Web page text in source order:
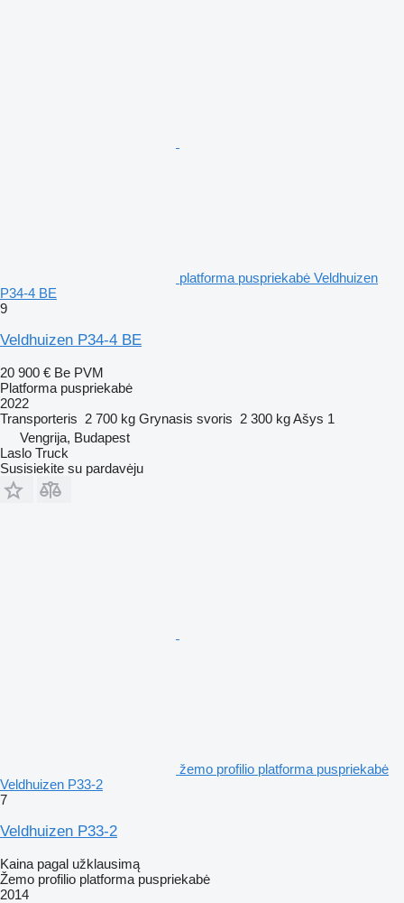
platforma puspriekabė Veldhuizen
P34-4 BE
9
Veldhuizen P34-4 BE
20 900 € Be PVM
Platforma puspriekabė
2022
Transporteris 2 700 kg Grynasis svoris 2 300 kgAšys 1
Vengrija, Budapest
Laslo Truck
Susisiekite su pardavėju
žemo profilio platforma puspriekabė
Veldhuizen P33-2
7
Veldhuizen P33-2
Kaina pagal užklausimą
Žemo profilio platforma puspriekabė
2014